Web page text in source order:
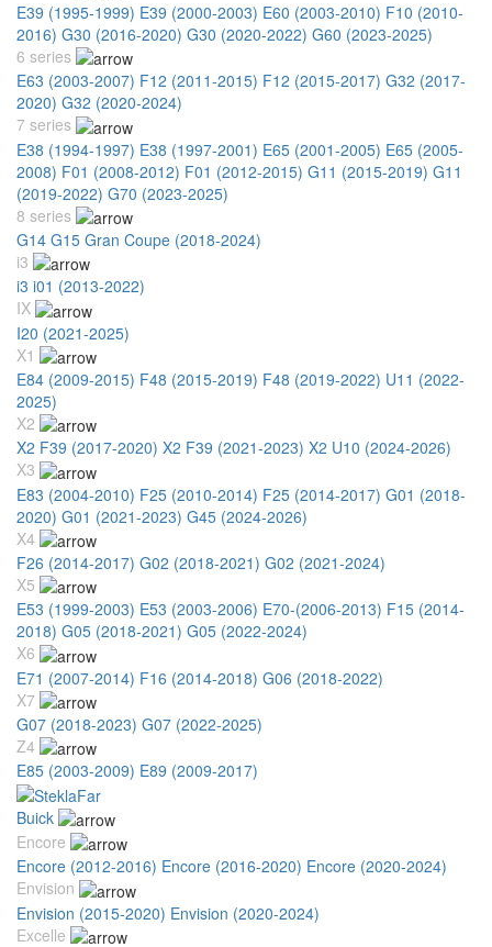
E39 (1995-1999) E39 (2000-2003) E60 (2003-2010) F10 (2010-
2016) G30 (2016-2020) G30 (2020-2022) G60 (2023-2025)
6 series
E63 (2003-2007) F12 (2011-2015) F12 (2015-2017) G32 (2017-
2020) G32 (2020-2024)
7 series
E38 (1994-1997) E38 (1997-2001) E65 (2001-2005) E65 (2005-
2008) F01 (2008-2012) F01 (2012-2015) G11 (2015-2019) G11
(2019-2022) G70 (2023-2025)
8 series
G14 G15 Gran Coupe (2018-2024)
i3
i3 i01 (2013-2022)
IX
I20 (2021-2025)
X1
E84 (2009-2015) F48 (2015-2019) F48 (2019-2022) U11 (2022-
2025)
X2
X2 F39 (2017-2020) X2 F39 (2021-2023) X2 U10 (2024-2026)
X3
E83 (2004-2010) F25 (2010-2014) F25 (2014-2017) G01 (2018-
2020) G01 (2021-2023) G45 (2024-2026)
X4
F26 (2014-2017) G02 (2018-2021) G02 (2021-2024)
X5
E53 (1999-2003) E53 (2003-2006) E70-(2006-2013) F15 (2014-
2018) G05 (2018-2021) G05 (2022-2024)
X6
E71 (2007-2014) F16 (2014-2018) G06 (2018-2022)
X7
G07 (2018-2023) G07 (2022-2025)
Z4
E85 (2003-2009) E89 (2009-2017)
Buick
Encore
Encore (2012-2016) Encore (2016-2020) Encore (2020-2024)
Envision
Envision (2015-2020) Envision (2020-2024)
Excelle